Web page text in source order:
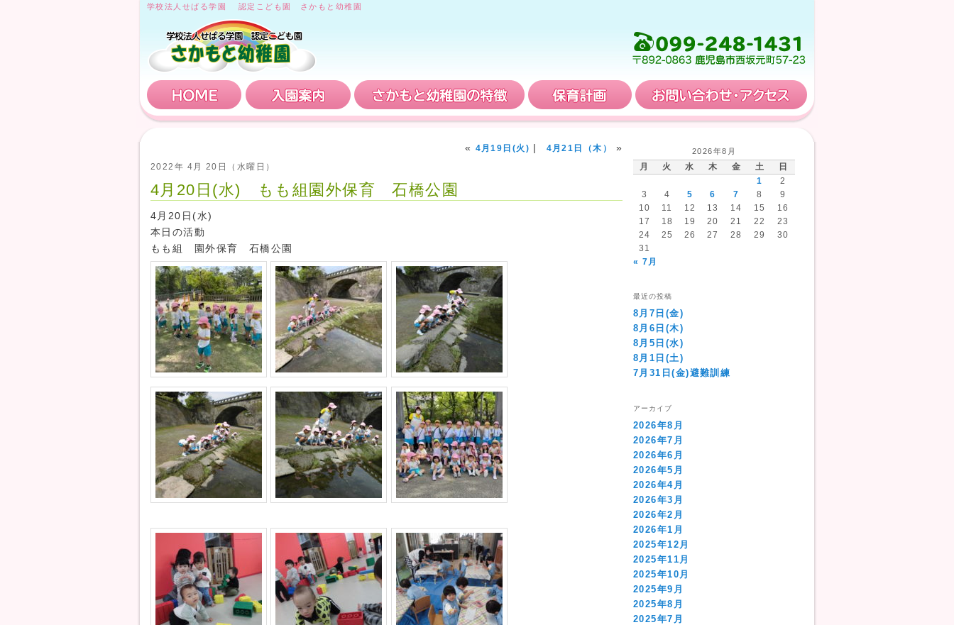
学校法人せばる学園 認定こども園 さかもと幼稚園
HOME 入園案内 さかもと幼稚園の特徴 保育計画
« 4月19日(火) | 4月21日（木） »
2022年 4月 20日（水曜日）
4月20日(水) もも組園外保育 石橋公園
4月20日(水)
本日の活動
もも組 園外保育 石橋公園
2026年8月
月 火 水 木 金 土
日
1
2
3
4 5 6 7 8
9
10
11 12 13 14 15
16
17
18 19 20 21 22
23
24
25 26 27 28 29
30
31
« 7月
最近の投稿
8月7日(金)
8月6日(木)
8月5日(水)
8月1日(土)
7月31日(金)避難訓練
アーカイブ
2026年8月
2026年7月
2026年6月
2026年5月
2026年4月
2026年3月
2026年2月
2026年1月
2025年12月
2025年11月
2025年10月
2025年9月
2025年8月
2025年7月